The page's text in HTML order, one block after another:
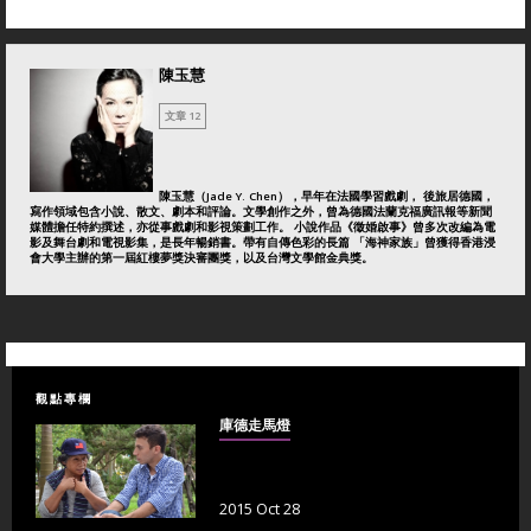
陳玉慧
文章 12
陳玉慧（Jade Y. Chen），早年在法國學習戲劇， 後旅居德國，
寫作領域包含小說、散文、劇本和評論。文學創作之外，曾為德國法蘭克福廣訊報等新聞
媒體擔任特約撰述，亦從事戲劇和影視策劃工作。 小說作品《徵婚啟事》曾多次改編為電
影及舞台劇和電視影集，是長年暢銷書。帶有自傳色彩的長篇 「海神家族」曾獲得香港浸
會大學主辦的第一屆紅樓夢獎決審團獎，以及台灣文學館金典獎。
觀點專欄
庫德走馬燈
2015 Oct 28